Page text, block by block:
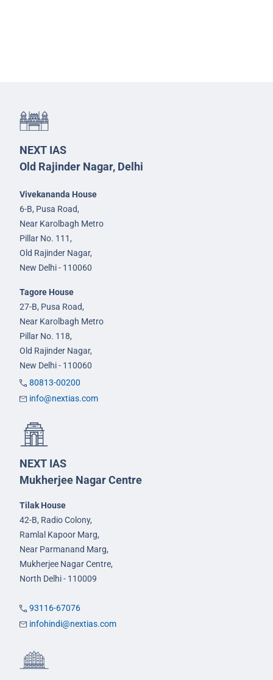
NEXT IAS
Old Rajinder Nagar, Delhi
Vivekananda House
6-B, Pusa Road,
Near Karolbagh Metro
Pillar No. 111,
Old Rajinder Nagar,
New Delhi - 110060
Tagore House
27-B, Pusa Road,
Near Karolbagh Metro
Pillar No. 118,
Old Rajinder Nagar,
New Delhi - 110060
80813-00200
info@nextias.com
NEXT IAS
Mukherjee Nagar Centre
Tilak House
42-B, Radio Colony,
Ramlal Kapoor Marg,
Near Parmanand Marg,
Mukherjee Nagar Centre,
North Delhi - 110009
93116-67076
infohindi@nextias.com